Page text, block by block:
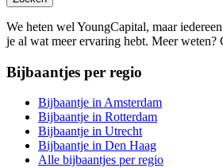
We heten wel YoungCapital, maar
je al wat meer ervaring hebt. Meer weten?
Bijbaantjes per regio
Bijbaantje in Amsterdam
Bijbaantje in Rotterdam
Bijbaantje in Utrecht
Bijbaantje in Den Haag
Alle bijbaantjes per regio